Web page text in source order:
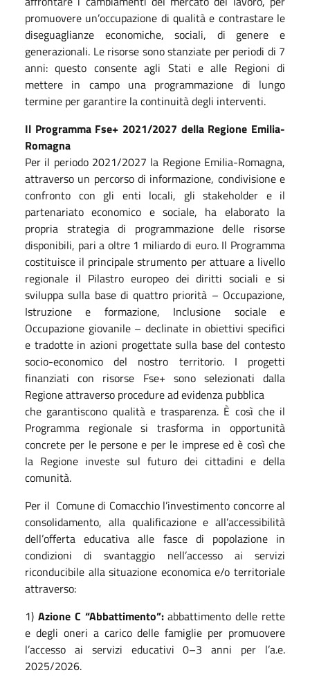
promuovere un’occupazione di qualità e contrastare le
diseguaglianze economiche, sociali, di genere e
generazionali. Le risorse sono stanziate per periodi di 7
anni: questo consente agli Stati e alle Regioni di
mettere in campo una programmazione di lungo
termine per garantire la continuità degli interventi.
Il Programma Fse+ 2021/2027 della Regione Emilia-
Romagna
Per il periodo 2021/2027 la Regione Emilia-Romagna,
attraverso un percorso di informazione, condivisione e
confronto con gli enti locali, gli stakeholder e il
partenariato economico e sociale, ha elaborato la
propria strategia di programmazione delle risorse
disponibili, pari a oltre 1 miliardo di euro. Il Programma
costituisce il principale strumento per attuare a livello
regionale il Pilastro europeo dei diritti sociali e si
sviluppa sulla base di quattro priorità – Occupazione,
Istruzione e formazione, Inclusione sociale e
Occupazione giovanile – declinate in obiettivi specifici
e tradotte in azioni progettate sulla base del contesto
socio-economico del nostro territorio. I progetti
finanziati con risorse Fse+ sono selezionati dalla
Regione attraverso procedure ad evidenza pubblica
che garantiscono qualità e trasparenza. È così che il
Programma regionale si trasforma in opportunità
concrete per le persone e per le imprese ed è così che
la Regione investe sul futuro dei cittadini e della
comunità.
Per il Comune di Comacchio l’investimento concorre al
consolidamento, alla qualificazione e all’accessibilità
dell’offerta educativa alle fasce di popolazione in
condizioni di svantaggio nell’accesso ai servizi
riconducibile alla situazione economica e/o territoriale
attraverso:
1) Azione C “Abbattimento”:abbattimento delle rette
e degli oneri a carico delle famiglie per promuovere
l’accesso ai servizi educativi 0–3 anni per l’a.e.
2025/2026.